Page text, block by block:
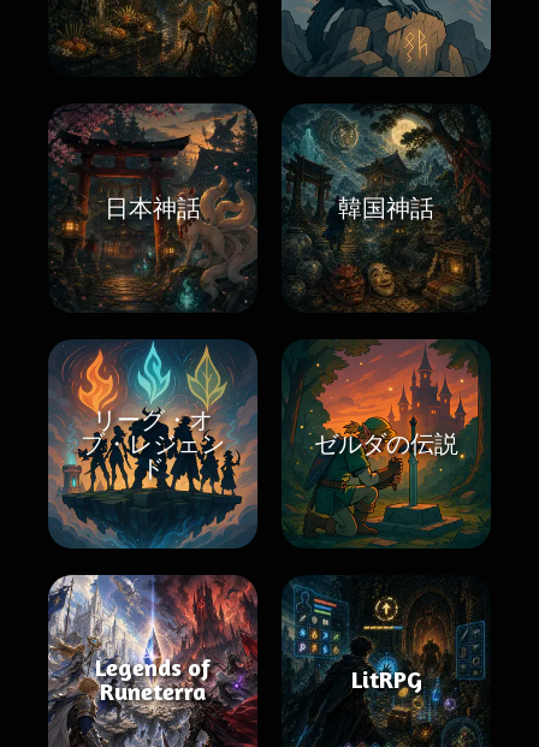
日本神話 韓国神話
リーグ・オ
ブ・レジェン
ド
ゼルダの伝説
Legends of
Runeterra
LitRPG